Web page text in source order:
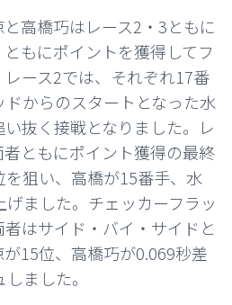
高橋巧はレース2・3ともに
もにポイントを獲得してフ
ース2では、それぞれ17番
からのスタートとなった水
抜く接戦となりました。レ
ともにポイント獲得の最終
狙い、高橋が15番手、水
ました。チェッカーフラッ
はサイド・バイ・サイドと
15位、高橋巧が0.069秒差
ました。